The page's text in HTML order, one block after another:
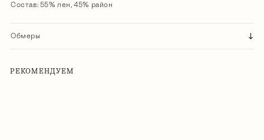
Состав: 55% лен, 45% район
Обмеры
РЕКОМЕНДУЕМ